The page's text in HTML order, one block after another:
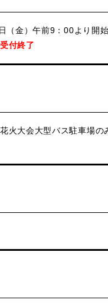
（金）午前9：00より開
付終了
火大会大型バス駐車場の